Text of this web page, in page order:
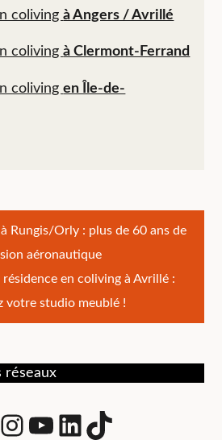
colivingà Angers / Avrillé
colivingà Clermont-Ferrand
colivingen Île-de-
Rungis/Orly : plus de 60 ans de
aéronautique
en coliving à Avrillé :
votre studio meublé !
réseaux
Instagram
Youtube
LinkedIn
tiktok